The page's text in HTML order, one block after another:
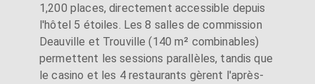
1,200 places, directement accessible depuis
l'hôtel 5 étoiles. Les 8 salles de commission
Deauville et Trouville (140 m² combinables)
permettent les sessions parallèles, tandis que
le casino et les 4 restaurants gèrent l'après-